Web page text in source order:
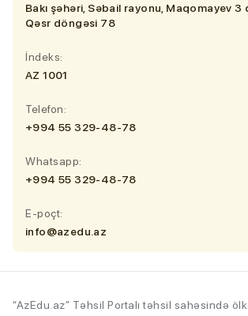
Bakı şəhəri, Səbail rayonu, Maqomayev 3
Qəsr döngəsi 78
İndeks:
AZ 1001
Telefon:
+994 55 329-48-78
Whatsapp:
+994 55 329-48-78
E-poçt:
info@azedu.az
“AzEdu.az” Təhsil Portalı təhsil sahəsində